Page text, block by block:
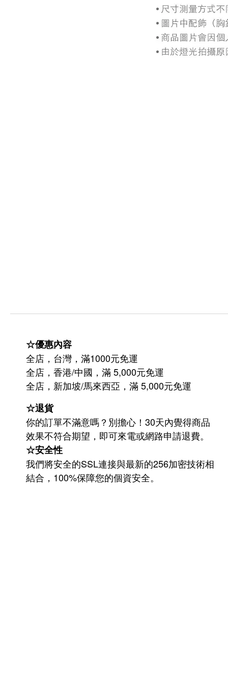
☆優惠內容
全店，台灣，滿1000元免運
全店，香港/中國，滿 5,000元免運
全店，新加坡/馬來西亞，滿 5,000元免運
☆退貨
你的訂單不滿意嗎？別擔心！30天內覺得商品
效果不符合期望，即可來電或網路申請退費。
☆安全性
我們將安全的SSL連接與最新的256加密技術相
結合，100%保障您的個資安全。